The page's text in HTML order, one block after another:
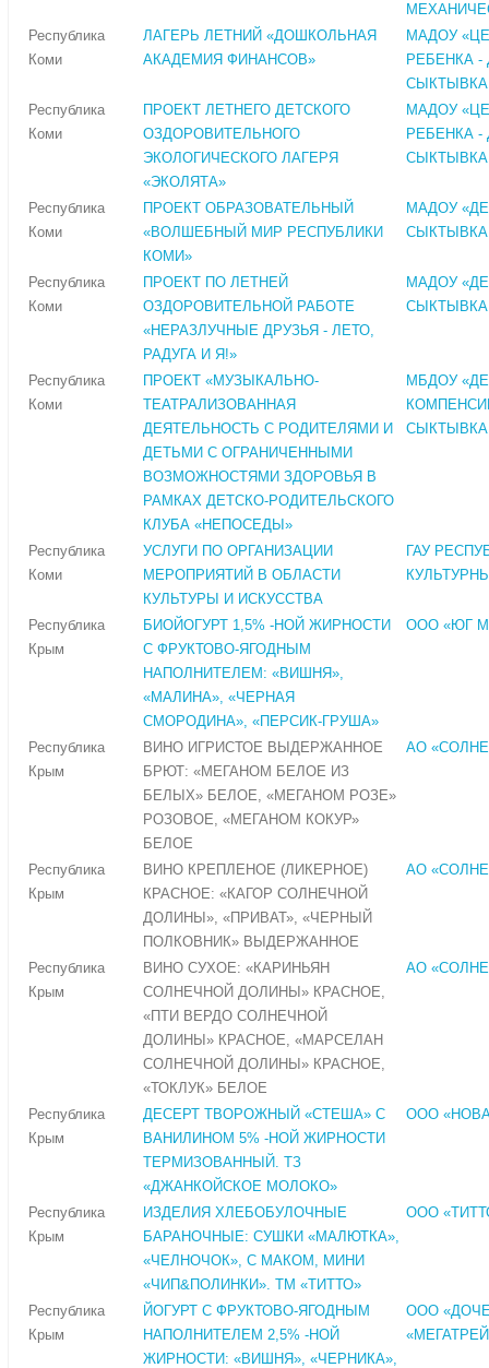
Республика
Коми
ЛАГЕРЬ ЛЕТНИЙ «ДОШКОЛЬНАЯ
АКАДЕМИЯ ФИНАНСОВ»
МАДОУ
РЕБЕНКА -
Республика
Коми
ПРОЕКТ ЛЕТНЕГО ДЕТСКОГО
ОЗДОРОВИТЕЛЬНОГО
ЭКОЛОГИЧЕСКОГО ЛАГЕРЯ
«ЭКОЛЯТА»
МАДОУ
РЕБЕНКА -
Республика
Коми
ПРОЕКТ ОБРАЗОВАТЕЛЬНЫЙ
«ВОЛШЕБНЫЙ МИР РЕСПУБЛИКИ
КОМИ»
МАДОУ
Республика
Коми
ПРОЕКТ ПО ЛЕТНЕЙ
ОЗДОРОВИТЕЛЬНОЙ РАБОТЕ
«НЕРАЗЛУЧНЫЕ ДРУЗЬЯ - ЛЕТО,
РАДУГА И Я!»
МАДОУ
Республика
Коми
ПРОЕКТ «МУЗЫКАЛЬНО-
ТЕАТРАЛИЗОВАННАЯ
ДЕЯТЕЛЬНОСТЬ С РОДИТЕЛЯМИ И
ДЕТЬМИ С ОГРАНИЧЕННЫМИ
ВОЗМОЖНОСТЯМИ ЗДОРОВЬЯ В
РАМКАХ ДЕТСКО-РОДИТЕЛЬСКОГО
КЛУБА «НЕПОСЕДЫ»
МБДОУ
Республика
Коми
УСЛУГИ ПО ОРГАНИЗАЦИИ
МЕРОПРИЯТИЙ В ОБЛАСТИ
КУЛЬТУРЫ И ИСКУССТВА
ГАУ
Республика
Крым
БИОЙОГУРТ 1,5% -НОЙ ЖИРНОСТИ
С ФРУКТОВО-ЯГОДНЫМ
НАПОЛНИТЕЛЕМ: «ВИШНЯ»,
«МАЛИНА», «ЧЕРНАЯ
СМОРОДИНА», «ПЕРСИК-ГРУША»
ООО «ЮГ
Республика
Крым
ВИНО ИГРИСТОЕ ВЫДЕРЖАННОЕ
БРЮТ: «МЕГАНОМ БЕЛОЕ ИЗ
БЕЛЫХ» БЕЛОЕ, «МЕГАНОМ РОЗЕ»
РОЗОВОЕ, «МЕГАНОМ КОКУР»
БЕЛОЕ
АО
Республика
Крым
ВИНО КРЕПЛЕНОЕ (ЛИКЕРНОЕ)
КРАСНОЕ: «КАГОР СОЛНЕЧНОЙ
ДОЛИНЫ», «ПРИВАТ», «ЧЕРНЫЙ
ПОЛКОВНИК» ВЫДЕРЖАННОЕ
АО
Республика
Крым
ВИНО СУХОЕ: «КАРИНЬЯН
СОЛНЕЧНОЙ ДОЛИНЫ» КРАСНОЕ,
«ПТИ ВЕРДО СОЛНЕЧНОЙ
ДОЛИНЫ» КРАСНОЕ, «МАРСЕЛАН
СОЛНЕЧНОЙ ДОЛИНЫ» КРАСНОЕ,
«ТОКЛУК» БЕЛОЕ
АО
Республика
Крым
ДЕСЕРТ ТВОРОЖНЫЙ «СТЕША» С
ВАНИЛИНОМ 5% -НОЙ ЖИРНОСТИ
ТЕРМИЗОВАННЫЙ. ТЗ
«ДЖАНКОЙСКОЕ МОЛОКО»
ООО
Республика
Крым
ИЗДЕЛИЯ ХЛЕБОБУЛОЧНЫЕ
БАРАНОЧНЫЕ: СУШКИ «МАЛЮТКА»,
«ЧЕЛНОЧОК», С МАКОМ, МИНИ
«ЧИП&ПОЛИНКИ». ТМ «ТИТТО»
ООО
Республика
Крым
ЙОГУРТ С ФРУКТОВО-ЯГОДНЫМ
НАПОЛНИТЕЛЕМ 2,5% -НОЙ
ЖИРНОСТИ: «ВИШНЯ», «ЧЕРНИКА»,
ООО